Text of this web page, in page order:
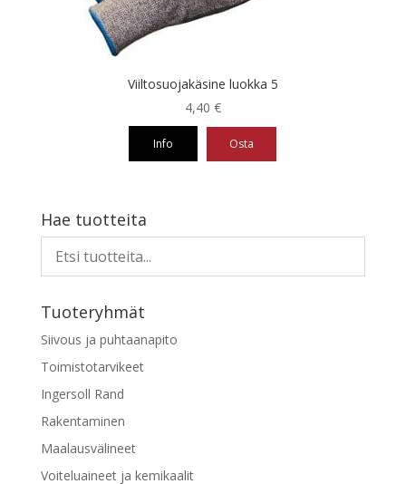
Viiltosuojakäsine luokka 5
4,40 €
Info Osta
on
useampi
muunnelma.
Voit
valinnat
tuotteen
sivulla.
Hae tuotteita
Tuoteryhmät
Siivous ja puhtaanapito
Toimistotarvikeet
Ingersoll Rand
Rakentaminen
Maalausvälineet
Voiteluaineet ja kemikaalit